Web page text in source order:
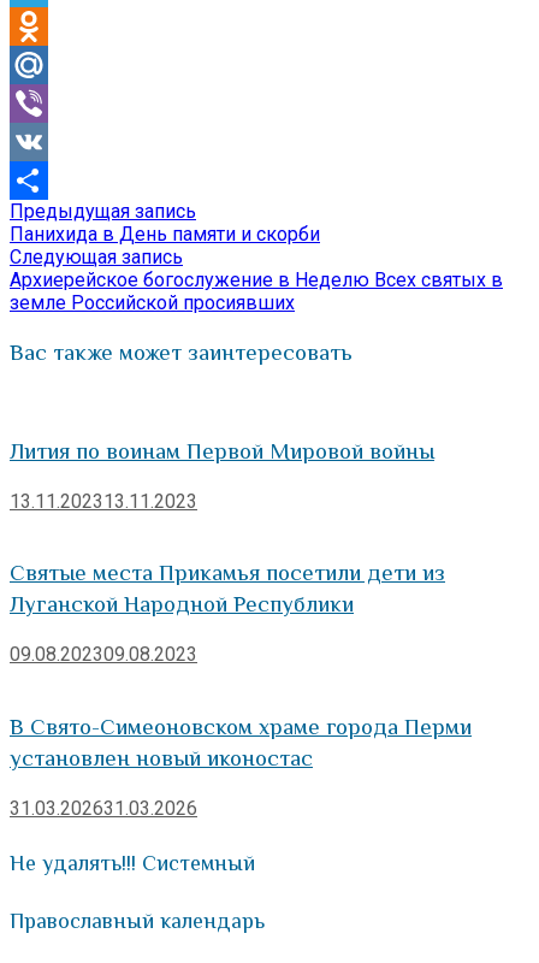
Telegram
Odnoklassniki
Mail.Ru
Viber
VK
Отправить
Навигация
по
записям
Предыдущая запись
запись:
Панихида в День памяти и скорби
Следующая запись
запись:
Архиерейское богослужение в Неделю Всех святых в
земле Российской просиявших
Вас также может заинтересовать
Лития по воинам Первой Мировой войны
13.11.202313.11.2023
Святые места Прикамья посетили дети из
Луганской Народной Республики
09.08.202309.08.2023
В Свято-Симеоновском храме города Перми
установлен новый иконостас
31.03.202631.03.2026
Не удалять!!! Системный
Православный календарь